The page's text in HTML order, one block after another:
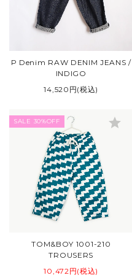
P Denim RAW DENIM JEANS /
INDIGO
14,520円(税込)
SALE 30%OFF
TOM&BOY 1001-210
TROUSERS
10,472円(税込)
star